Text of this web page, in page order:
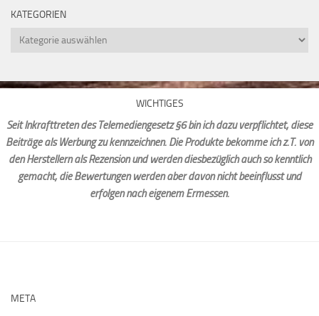
KATEGORIEN
Kategorien
WICHTIGES
Seit Inkrafttreten des Telemediengesetz §6 bin ich dazu verpflichtet, diese
Beiträge als Werbung zu kennzeichnen. Die Produkte bekomme ich z.T. von
den Herstellern als Rezension und werden diesbezüglich auch so kenntlich
gemacht, die Bewertungen werden aber davon nicht beeinflusst und
erfolgen nach eigenem Ermessen.
META